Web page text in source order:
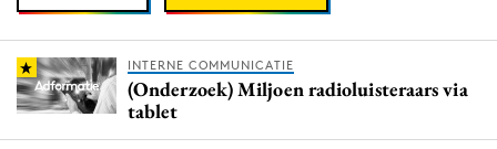
Reputatie & crisis
INTERNE COMMUNICATIE
(Onderzoek) Miljoen radioluisteraars via
tablet